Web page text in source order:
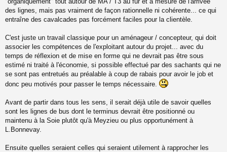
o
n
l
des lignes, mais pas vraiment de façon rationnelle ni cohérente... ce qui
entraîne des cavalcades pas forcément faciles pour la clientèle.
C'est juste un travail classique pour un aménageur / concepteur, qui doit
associer les compétences de l'exploitant autour du projet... avec du
temps de réflexion et de mise en forme qui ne devrait pas être sous
estimé ni traité à l'économie, si possible effectué par des sachants qui ne
se sont pas entretués au préalable à coup de rabais pour avoir le job et
donc peu motivés pour passer le temps nécessaire.
Avant de partir dans tous les sens, il serait déjà utile de savoir quelles
sont les lignes de bus dont le terminus devrait être positionné ou
maintenu à la Soie plutôt qu'à Meyzieu ou plus opportunément à
L.Bonnevay.
Ensuite quelles seraient celles qui seraient utilement à rapprocher les